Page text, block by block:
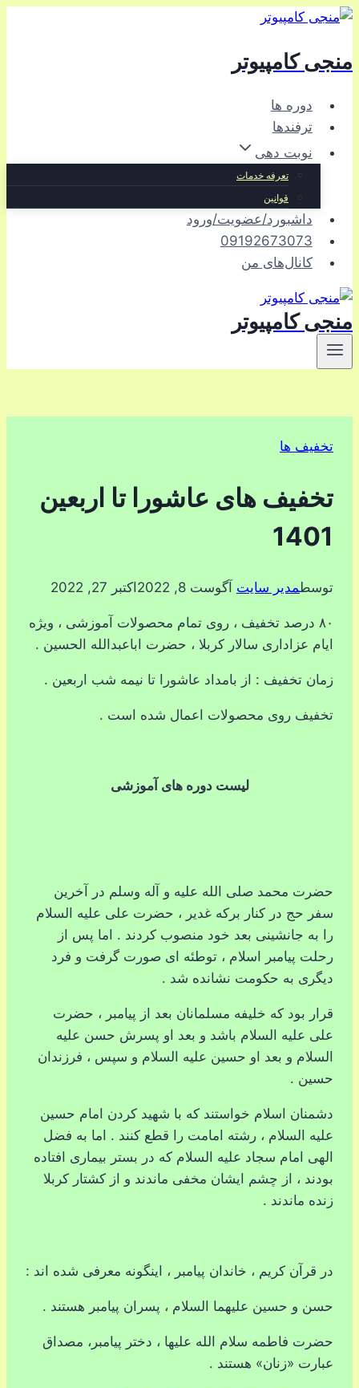
بازگشت
محتوا
منجی کامپیوتر
دوره ها
ترفندها
نوبت دهی
تعرفه خدمات
قوانین
داشبورد/عضویت/ورود
09192673073
کانال‌های من
منجی کامپیوتر
تخفیف ها
تخفیف های عاشورا تا اربعین
1401
توسطمدیر سایت آگوست 8, 2022 اکتبر 27, 2022
۸۰ درصد تخفیف ، روی تمام محصولات آموزشی ، ویژه
ایام عزاداری سالار کربلا ، حضرت اباعبدالله الحسین .
زمان تخفیف : از بامداد عاشورا تا نیمه شب اربعین .
تخفیف روی محصولات اعمال شده است .
لیست دوره های آموزشی
حضرت محمد صلی الله علیه و آله وسلم در آخرین
سفر حج در کنار برکه غدیر ، حضرت علی علیه السلام
را به جانشینی بعد خود منصوب کردند . اما پس از
رحلت پیامبر اسلام ، توطئه ای صورت گرفت و فرد
دیگری به حکومت نشانده شد .
قرار بود که خلیفه مسلمانان بعد از پیامبر ، حضرت
علی علیه السلام باشد و بعد او پسرش حسن علیه
السلام و بعد او حسین علیه السلام و سپس ، فرزندان
حسین .
دشمنان اسلام خواستند که با شهید کردن امام حسین
علیه السلام ، رشته امامت را قطع کنند . اما به فضل
الهی امام سجاد علیه السلام که در بستر بیماری افتاده
بودند ، از چشم ایشان مخفی ماندند و از کشتار کربلا
زنده ماندند .
در قرآن کریم ، خاندان پیامبر ، اینگونه معرفی شده اند :
حسن و حسین علیهما السلام ، پسران پیامبر هستند .
حضرت فاطمه سلام الله علیها ، دختر پیامبر، مصداق
عبارت «زنان» هستند .